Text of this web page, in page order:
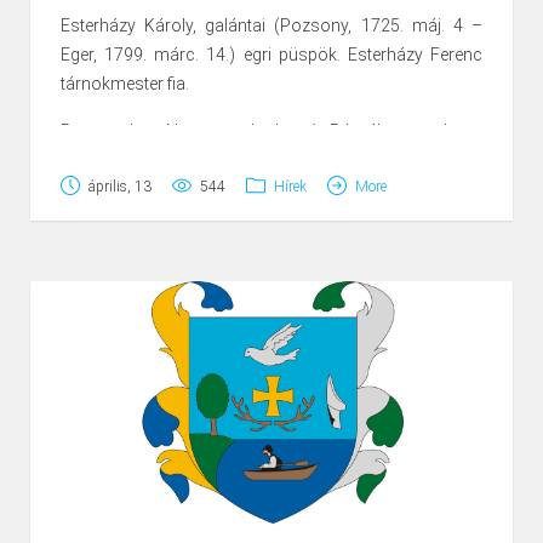
Inkább melléképületek, alkalmi falak készültek a
vékonyabb paticsból, amely levert cölöpök közé fűzött
vesszőfonatból, illetve az arra felcsapott vályogból állt.
Esterházy Károly, galántai (Pozsony, 1725. máj. 4 –
Eger, 1799. márc. 14.) egri püspök. Esterházy Ferenc
tárnokmester fia.
Pozsonyban, Nagyszombatban és Rómában tanult.
Papi pályáját Pápán kezdte. Mária Terézia 1752-ben váci
majd egri püspökké nevezte ki. Nagy műveltségű tudós
reformjaival és az 1790-1791. évi országgyűlésen a
róm. kat. párt vezéreként ellenezte a protestánsok
jogainak elismerését, törvénybe iktatását. Egerben
líceumot építtetett (amelyet egyetemnek szánt),
könyvtárat alapított. 1769. november 5-én nyílt meg
Egerben az első orvosi akadémia. Előkészítette az egri
püspökség érseki rangra emelését. Vácon megkezdte a
bazilika építését. Pápán Ő építtette a városi kórházat,
amint ezt az intézmény főbejáratánál lévő emléktábla az
április, 13 544 Hírek More